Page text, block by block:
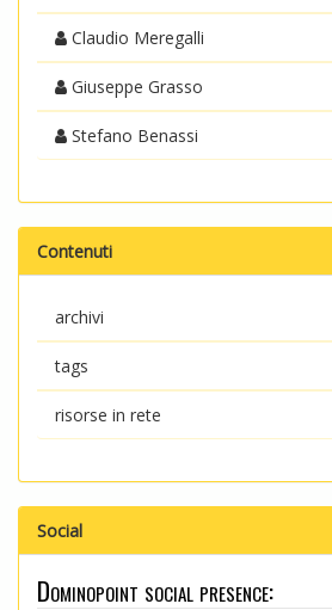
Claudio Meregalli
Giuseppe Grasso
Stefano Benassi
Contenuti
archivi
tags
risorse in rete
Social
Dominopoint social presence: